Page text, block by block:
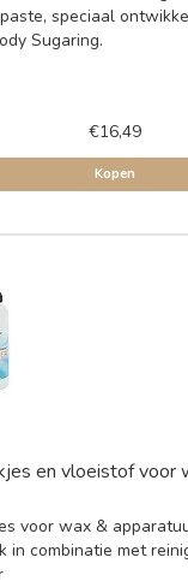
speciaal
Sugaring.
€16,49
Kopen
en vloeistof voor
voor wax &
in combinatie met